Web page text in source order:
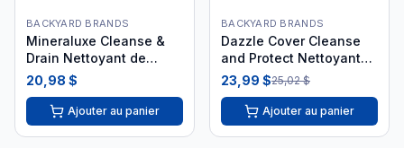
BACKYARD BRANDS
Mineraluxe Cleanse &
Drain Nettoyant de
Tuyauterie 700ml
DML09539
20,98 $
Ajouter au panier
BACKYARD BRANDS
Dazzle Cover Cleanse
and Protect Nettoyant
couvercle de spa 750ml
23,99 $25,02 $
Ajouter au panier